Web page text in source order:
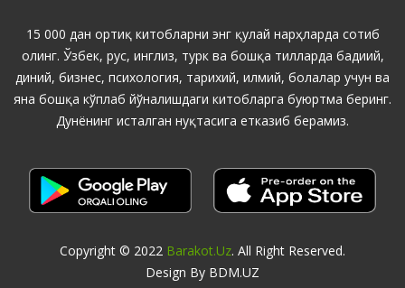
15 000 дан ортиқ китобларни энг қулай нарҳларда сотиб
олинг. Ўзбек, рус, инглиз, турк ва бошқа тилларда бадиий,
диний, бизнес, психология, тарихий, илмий, болалар учун ва
яна бошқа кўплаб йўналишдаги китобларга буюртма беринг.
Дунёнинг исталган нуқтасига етказиб берамиз.
Copyright © 2022 Barakot.uz. All Right Reserved.
Design By BDM.UZ